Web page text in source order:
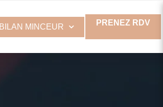
BILAN MINCEUR PRENEZ RDV